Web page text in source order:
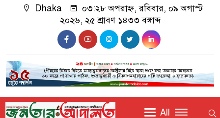
Dhaka
০৩:২৮ অপরাহ্ন, রবিবার, ০৯ অগাস্ট
২০২৬, ২৫ শ্রাবণ ১৪৩৩ বঙ্গাব্দ
All